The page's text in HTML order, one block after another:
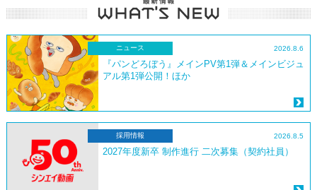
ニュース 2026.8.6
『パンどろぼう』メインPV第1弾＆メインビジュ
アル第1弾公開！ほか
採用情報 2026.8.5
2027年度新卒 制作進行 二次募集（契約社員）